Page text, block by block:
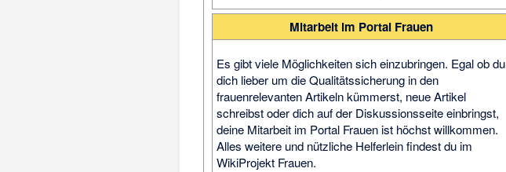
Mitarbeit im Portal Frauen
Es gibt viele Möglichkeiten sich einzubringen. Egal ob du
dich lieber um die Qualitätssicherung in den
frauenrelevanten Artikeln kümmerst, neue Artikel
schreibst oder dich auf der Diskussionsseiteeinbringst,
deine Mitarbeit im Portal Frauen ist höchst willkommen.
Alles weitere und nützliche Helferlein findest du im
WikiProjekt Frauen.